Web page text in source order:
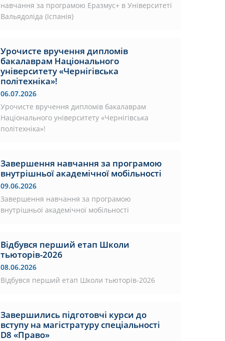
навчання за програмою Еразмус+ в Університеті
Вальядоліда (Іспанія)
Урочисте вручення дипломів
бакалаврам Національного
університету «Чернігівська
політехніка»!
06.07.2026
Урочисте вручення дипломів бакалаврам
Національного університету «Чернігівська
політехніка»!
Завершення навчання за програмою
внутрішньої академічної мобільності
09.06.2026
Завершення навчання за програмою
внутрішньої академічної мобільності
Відбувся перший етап Школи
тьюторів-2026
08.06.2026
Відбувся перший етап Школи тьюторів-2026
Завершились підготовчі курси до
вступу на магістратуру спеціальності
D8 «Право»